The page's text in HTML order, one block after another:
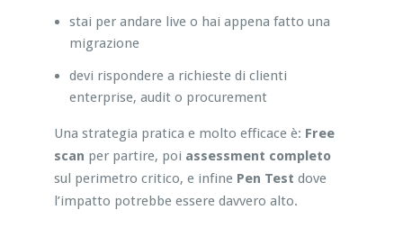
stai per andare live o hai appena fatto una
migrazione
devi rispondere a richieste di clienti
enterprise, audit o procurement
Una strategia pratica e molto efficace è: Free
scan per partire, poi assessment completo
sul perimetro critico, e infine Pen Test dove
l’impatto potrebbe essere davvero alto.